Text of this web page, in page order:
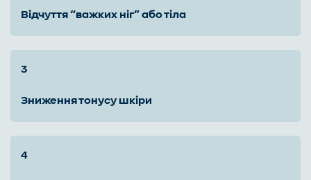
відчуття “важких ніг” або тіла
зниження тонусу шкіри